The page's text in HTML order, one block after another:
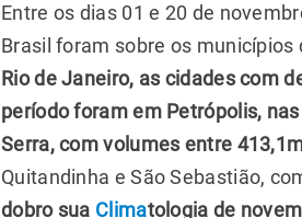
Entre os dias 01 e 20 de
Brasil foram sobre os municípios
Rio de Janeiro, as cidades com
período foram em Petrópolis,
Serra, com volumes entre
Quitandinha e São Sebastião,
dobro sua Climatologia de